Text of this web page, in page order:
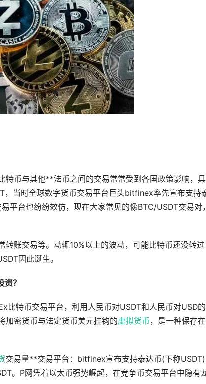
特币与其他**法币之间的交易常常受到各国政策影响，
当时全球数字货币交易平台巨头bitfinex率先宣布支持
平台也纷纷效仿，现在大家常见的像BTC/USDT交易对，
账交易等。动辄10%以上的波动，可能比特币还没转过
因此诞生。
？
比特币交易平台，利用人民币对USDT和人民币对USD
加密货币与法定货币美元挂钩的虚拟货币，是一种保存在
交易量**交易平台：bitfinex宣布支持泰达币(下称
。P网凭着以太币强势崛起，在竞争币交易平台中隐有